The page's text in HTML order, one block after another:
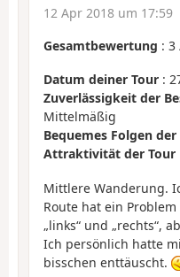
12 Apr 2018 um 17:59
Gesamtbewertung : 3
Datum deiner Tour :
Zuverlässigkeit der
Mittelmäßig
Bequemes Folgen der
Attraktivität der Tour
Mittlere Wanderung.
Route hat ein
„links“ und „rechts“,
Ich persönlich hatte
bisschen enttäuscht.